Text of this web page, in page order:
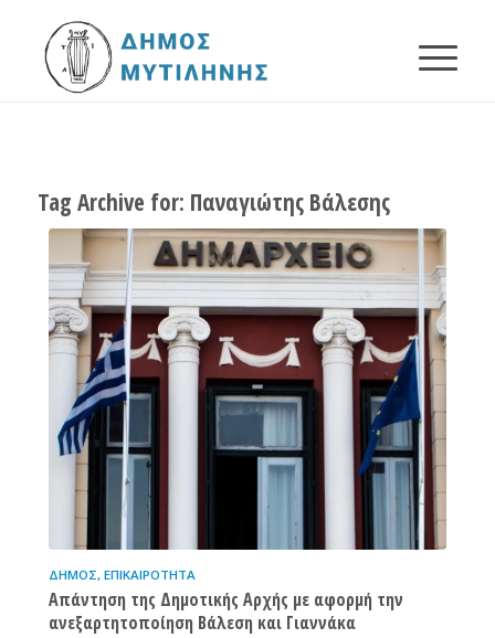
Tag Archive for: Παναγιώτης Βάλεσης
ΔΉΜΟΣ, ΕΠΙΚΑΙΡΌΤΗΤΑ
Απάντηση της Δημοτικής Αρχής με αφορμή την
ανεξαρτητοποίηση Βάλεση και Γιαννάκα